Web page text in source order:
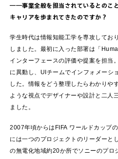
――事業全般を担当されているとのこ
キャリアを歩まれてきたのですか？
学生時代は情報知能工学を専攻してお
しました。最初に入った部署は「
インターフェースの評価や提案を担当
に異動し、UIチームでインフォメーシ
した。情報をどう整理したらわかりや
ような視点でデザイナーや設計と二人
ました。
2007年頃からはFIFA ワールドカップ
には一つのプロジェクトのリーダーと
の無電化地域約20か所でソニーのプロ